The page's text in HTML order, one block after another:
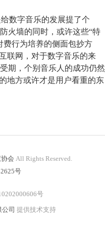
数字音乐的发展提了个
火墙的同时，或许这些“特
费行为培养的侧面包抄方
联网，对于数字音乐的来
期，个别音乐人的成功仍然
地方或许才是用户看重的东
会 All Rights Reserved.
号
号
司 提供技术支持